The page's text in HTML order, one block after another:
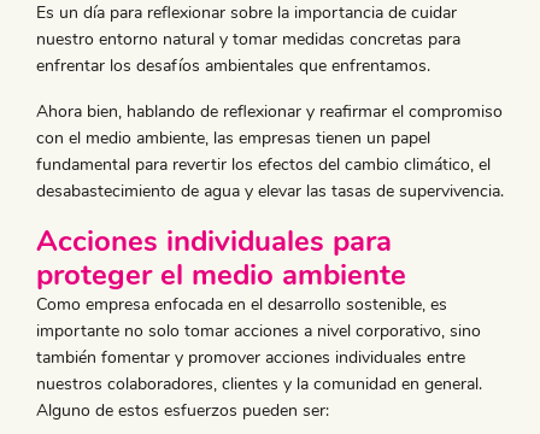
Es un día para reflexionar sobre la importancia de cuidar
nuestro entorno natural y tomar medidas concretas para
enfrentar los desafíos ambientales que enfrentamos.
Ahora bien, hablando de reflexionar y reafirmar el compromiso
con el medio ambiente, las empresas tienen un papel
fundamental para revertir los efectos del cambio climático, el
desabastecimiento de agua y elevar las tasas de supervivencia.
Acciones individuales para
proteger el medio ambiente
Como empresa enfocada en el desarrollo sostenible, es
importante no solo tomar acciones a nivel corporativo, sino
también fomentar y promover acciones individuales entre
nuestros colaboradores, clientes y la comunidad en general.
Alguno de estos esfuerzos pueden ser: